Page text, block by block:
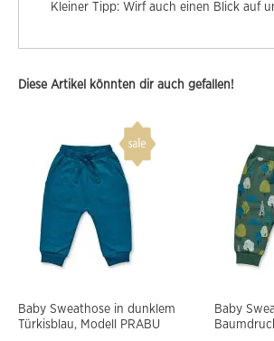
Kleiner Tipp: Wirf auch einen Blick auf
Diese Artikel könnten dir auch gefallen!
Baby Sweathose in dunklem
Türkisblau, Modell PRABU
Baby